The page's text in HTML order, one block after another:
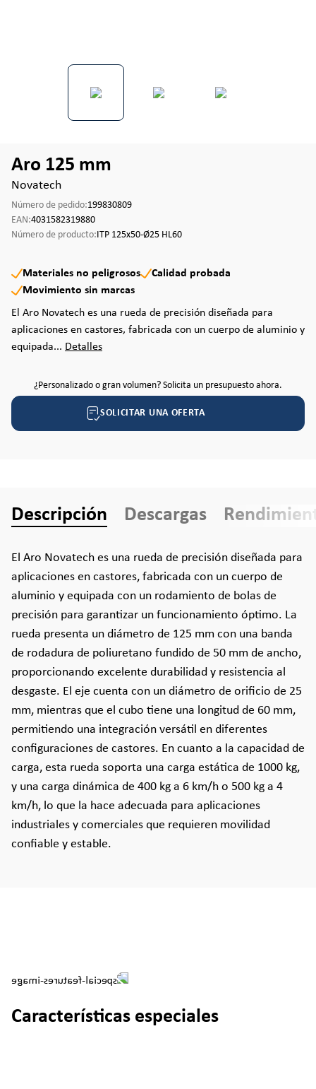
Aro 125 mm
Novatech
Número de pedido:199830809
EAN:4031582319880
Número de producto:ITP 125x50-Ø25 HL60
Materiales no peligrosos
Calidad probada
Movimiento sin marcas
El Aro Novatech es una rueda de precisión diseñada para
aplicaciones en castores, fabricada con un cuerpo de aluminio y
equipada... Detalles
¿Personalizado o gran volumen? Solicita un presupuesto ahora.
SOLICITAR UNA OFERTA
Descripción Descargas
El Aro Novatech es una rueda de precisión diseñada para
aplicaciones en castores, fabricada con un cuerpo de
aluminio y equipada con un rodamiento de bolas de
precisión para garantizar un funcionamiento óptimo. La
rueda presenta un diámetro de 125 mm con una banda
de rodadura de poliuretano fundido de 50 mm de ancho,
proporcionando excelente durabilidad y resistencia al
desgaste. El eje cuenta con un diámetro de orificio de 25
mm, mientras que el cubo tiene una longitud de 60 mm,
permitiendo una integración versátil en diferentes
configuraciones de castores. En cuanto a la capacidad de
carga, esta rueda soporta una carga estática de 1000 kg,
y una carga dinámica de 400 kg a 6 km/h o 500 kg a 4
km/h, lo que la hace adecuada para aplicaciones
industriales y comerciales que requieren movilidad
confiable y estable.
Características especiales